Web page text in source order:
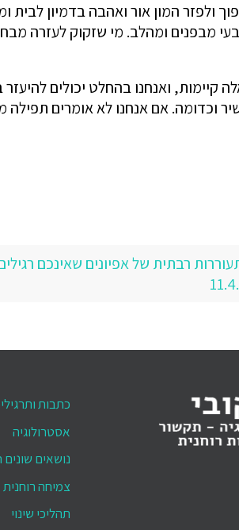
ולפזר המון אור ואהבה בדמיון
מבפנים ומהלב. מי שזקוק לעזרה
קיימות, ואנחנו בהחלט יכולים
וכדומה. אם אנחנו לא אומרים תפילה
רבתית של אפיונים שאינכם
כתבות
אסטרולוגיה
נושאים שונים
צמיחה רוחנית
תהליכי שינוי